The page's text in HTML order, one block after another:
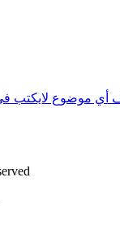
موضوع لايكتب في